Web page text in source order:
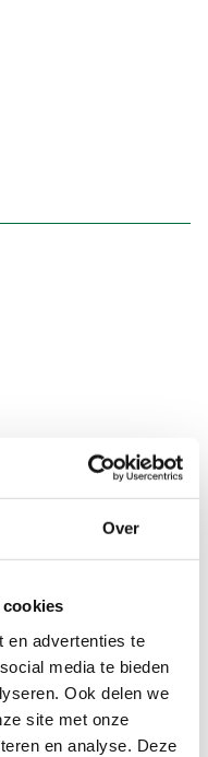
Over
en advertenties te
media te bieden
Ook delen we
site met onze
en analyse. Deze